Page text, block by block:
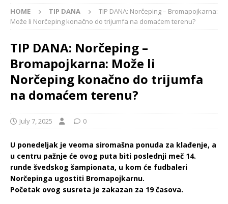
HOME TIP DANA
TIP DANA: Norčeping – Bromapojkarna:
Može li Norčeping konačno do trijumfa na domaćem terenu?
TIP DANA: Norčeping –
Bromapojkarna: Može li
Norčeping konačno do trijumfa
na domaćem terenu?
July 7, 2025 0
U ponedeljak je veoma siromašna ponuda za klađenje, a
u centru pažnje će ovog puta biti poslednji meč 14.
runde švedskog šampionata, u kom će fudbaleri
Norčepinga ugostiti Bromapojkarnu.
Početak ovog susreta je zakazan za 19 časova.